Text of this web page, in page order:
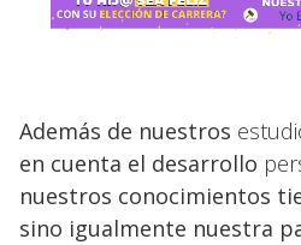
Además de nuestros
en cuenta el desarrollo
nuestros conocimientos
sino igualmente nuestra